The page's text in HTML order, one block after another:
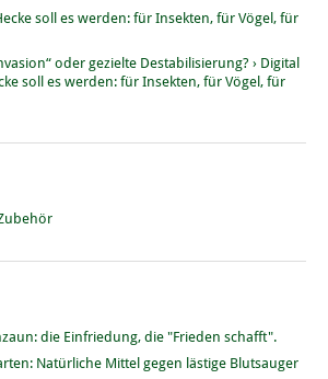
soll es werden: für Insekten, für Vögel, für
oder gezielte Destabilisierung? › Digital
soll es werden: für Insekten, für Vögel, für
die Einfriedung, die "Frieden schafft".
Natürliche Mittel gegen lästige Blutsauger